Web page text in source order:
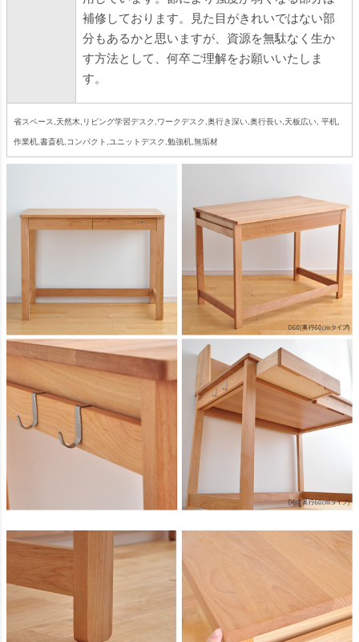
補修しております。見た目がきれいではない部
分もあるかと思いますが、資源を無駄なく生か
す方法として、何卒ご理解をお願いいたしま
す。
省スペース,天然木,リビング学習デスク,ワークデスク,奥行き深い,奥行長い,天板広い, 平机,
作業机,書斎机,コンパクト,ユニットデスク,勉強机,無垢材